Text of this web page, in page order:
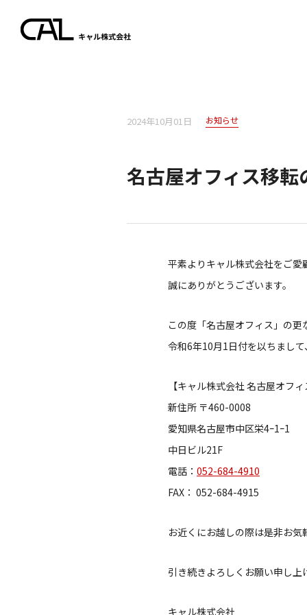
2024年10月01日 お知らせ
名古屋オフィス移転
平素よりキャル株式会社をご愛
誠にありがとうございます。
この度「名古屋オフィス」の
令和6年10月1日付を以ちまし
【キャル株式会社 名古屋オフ
新住所 〒460-0008
愛知県名古屋市中区栄4ｰ1ｰ1
中日ビル21F
電話： 052-684-4910
FAX： 052-684-4915
お近くにお越しの際は是非お
引き続きよろしくお願い申し上
キャル株式会社